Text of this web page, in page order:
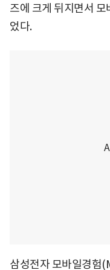
즈에 크게 뒤지면서
었다.
삼성전자 모바일경험